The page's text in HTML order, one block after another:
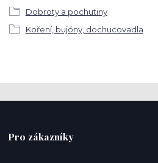
Dobroty a pochutiny
Koření, bujóny, dochucovadla
Pro zákazníky